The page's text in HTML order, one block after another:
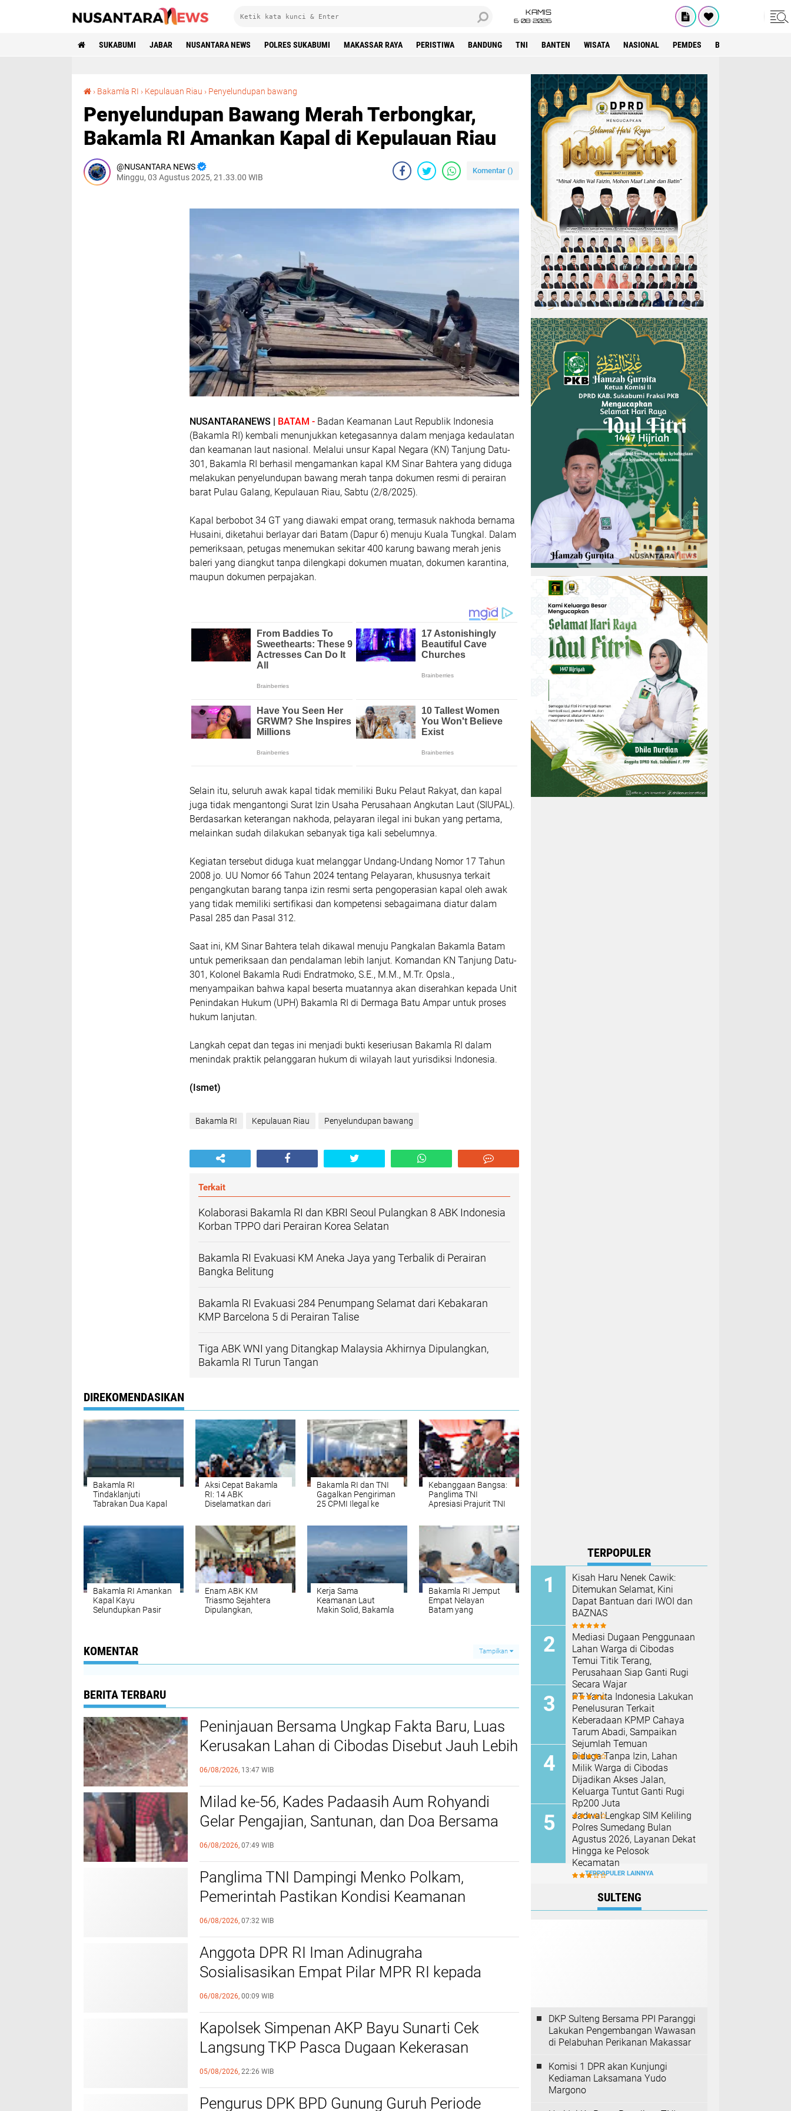
KAMIS
6•08•2026
SUKABUMI JABAR NUSANTARA NEWS POLRES SUKABUMI MAKASSAR RAYA PERISTIWA BANDUNG TNI BANTEN WISATA NASIONAL PEMDES BOGOR
› Bakamla RI › Kepulauan Riau › Penyelundupan bawang
Penyelundupan Bawang Merah Terbongkar,
Bakamla RI Amankan Kapal di Kepulauan Riau
NUSANTARA NEWS
Minggu, 03 Agustus 2025, 21.33.00 WIB
Komentar ()
NUSANTARANEWS | BATAM - Badan Keamanan Laut Republik Indonesia
(Bakamla RI) kembali menunjukkan ketegasannya dalam menjaga kedaulatan
dan keamanan laut nasional. Melalui unsur Kapal Negara (KN) Tanjung Datu-
301, Bakamla RI berhasil mengamankan kapal KM Sinar Bahtera yang diduga
melakukan penyelundupan bawang merah tanpa dokumen resmi di perairan
barat Pulau Galang, Kepulauan Riau, Sabtu (2/8/2025).
Kapal berbobot 34 GT yang diawaki empat orang, termasuk nakhoda bernama
Husaini, diketahui berlayar dari Batam (Dapur 6) menuju Kuala Tungkal. Dalam
pemeriksaan, petugas menemukan sekitar 400 karung bawang merah jenis
baleri yang diangkut tanpa dilengkapi dokumen muatan, dokumen karantina,
maupun dokumen perpajakan.
Selain itu, seluruh awak kapal tidak memiliki Buku Pelaut Rakyat, dan kapal
juga tidak mengantongi Surat Izin Usaha Perusahaan Angkutan Laut (SIUPAL).
Berdasarkan keterangan nakhoda, pelayaran ilegal ini bukan yang pertama,
melainkan sudah dilakukan sebanyak tiga kali sebelumnya.
Kegiatan tersebut diduga kuat melanggar Undang-Undang Nomor 17 Tahun
2008 jo. UU Nomor 66 Tahun 2024 tentang Pelayaran, khususnya terkait
pengangkutan barang tanpa izin resmi serta pengoperasian kapal oleh awak
yang tidak memiliki sertifikasi dan kompetensi sebagaimana diatur dalam
Pasal 285 dan Pasal 312.
Saat ini, KM Sinar Bahtera telah dikawal menuju Pangkalan Bakamla Batam
untuk pemeriksaan dan pendalaman lebih lanjut. Komandan KN Tanjung Datu-
301, Kolonel Bakamla Rudi Endratmoko, S.E., M.M., M.Tr. Opsla.,
menyampaikan bahwa kapal beserta muatannya akan diserahkan kepada Unit
Penindakan Hukum (UPH) Bakamla RI di Dermaga Batu Ampar untuk proses
hukum lanjutan.
Langkah cepat dan tegas ini menjadi bukti keseriusan Bakamla RI dalam
menindak praktik pelanggaran hukum di wilayah laut yurisdiksi Indonesia.
(Ismet)
Bakamla RI Kepulauan Riau Penyelundupan bawang
Terkait
Kolaborasi Bakamla RI dan KBRI Seoul Pulangkan 8 ABK Indonesia
Korban TPPO dari Perairan Korea Selatan
Bakamla RI Evakuasi KM Aneka Jaya yang Terbalik di Perairan
Bangka Belitung
Bakamla RI Evakuasi 284 Penumpang Selamat dari Kebakaran
KMP Barcelona 5 di Perairan Talise
Tiga ABK WNI yang Ditangkap Malaysia Akhirnya Dipulangkan,
Bakamla RI Turun Tangan
DIREKOMENDASIKAN
Bakamla RI
Tindaklanjuti
Tabrakan Dua Kapal
Aksi Cepat Bakamla
RI: 14 ABK
Diselamatkan dari
Bakamla RI dan TNI
Gagalkan Pengiriman
25 CPMI Ilegal ke
Kebanggaan Bangsa:
Panglima TNI
Apresiasi Prajurit TNI
Narkoba
Bakamla RI Amankan
Kapal Kayu
Selundupkan Pasir
Enam ABK KM
Triasmo Sejahtera
Dipulangkan,
Kerja Sama
Keamanan Laut
Makin Solid, Bakamla
Bakamla RI Jemput
Empat Nelayan
Batam yang
KOMENTAR Tampilkan
BERITA TERBARU
Peninjauan Bersama Ungkap Fakta Baru, Luas
Kerusakan Lahan di Cibodas Disebut Jauh Lebih
Kecil dari Klaim Sepihak
06/08/2026, 13:47 WIB
Milad ke-56, Kades Padaasih Aum Rohyandi
Gelar Pengajian, Santunan, dan Doa Bersama
Warga
06/08/2026, 07:49 WIB
Panglima TNI Dampingi Menko Polkam,
Pemerintah Pastikan Kondisi Keamanan
Nasional Tetap Kondusif
06/08/2026, 07:32 WIB
Anggota DPR RI Iman Adinugraha
Sosialisasikan Empat Pilar MPR RI kepada
Santri dan Tokoh Masyarakat di Simpenan
06/08/2026, 00:09 WIB
Kapolsek Simpenan AKP Bayu Sunarti Cek
Langsung TKP Pasca Dugaan Kekerasan
Seksual terhadap Anak, Pastikan Situasi
Kondusif
05/08/2026, 22:26 WIB
Pengurus DPK BPD Gunung Guruh Periode
TERPOPULER
Kisah Haru Nenek Cawik:
Ditemukan Selamat, Kini
Dapat Bantuan dari IWOI dan
BAZNAS
Mediasi Dugaan Penggunaan
Lahan Warga di Cibodas
Temui Titik Terang,
Perusahaan Siap Ganti Rugi
Secara Wajar
PT Yanita Indonesia Lakukan
Penelusuran Terkait
Keberadaan KPMP Cahaya
Tarum Abadi, Sampaikan
Sejumlah Temuan
Diduga Tanpa Izin, Lahan
Milik Warga di Cibodas
Dijadikan Akses Jalan,
Keluarga Tuntut Ganti Rugi
Rp200 Juta
Jadwal Lengkap SIM Keliling
Polres Sumedang Bulan
Agustus 2026, Layanan Dekat
Hingga ke Pelosok
Kecamatan
TERPOPULER LAINNYA
SULTENG
DKP Sulteng Bersama PPI Paranggi
Lakukan Pengembangan Wawasan
di Pelabuhan Perikanan Makassar
Komisi 1 DPR akan Kunjungi
Kediaman Laksamana Yudo
Margono